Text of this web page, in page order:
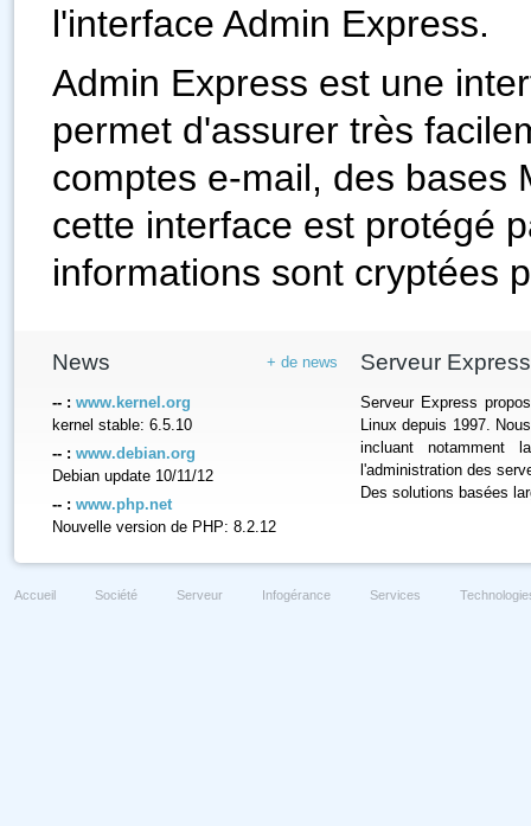
l'interface Admin Express.
Admin Express est une
permet d'assurer très
comptes e-mail, des bases
cette interface est protégé
informations sont cryptées
News + de news
-- : www.kernel.org
kernel stable: 6.5.10
-- : www.debian.org
Debian update 10/11/12
-- : www.php.net
Nouvelle version de PHP: 8.2.12
Serveur Express
Serveur Express
Linux depuis 1997.
incluant notamment
l'administration des
Des solutions basées
Accueil Société Serveur Infogérance Services